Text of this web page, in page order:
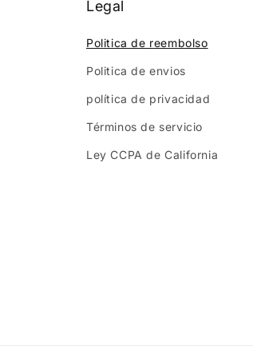
Legal
Politica de reembolso
Politica de envios
política de privacidad
Términos de servicio
Ley CCPA de California